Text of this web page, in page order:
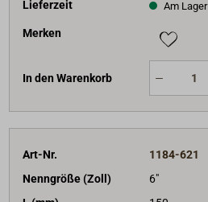
Lieferzeit Am Lager
Merken
In den Warenkorb
Art-Nr.
1184-621
Nenngröße (Zoll)
6"